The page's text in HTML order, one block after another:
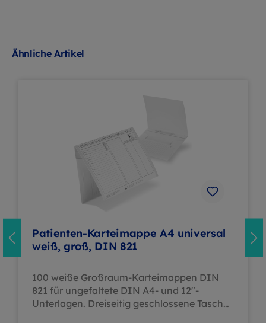
Ähnliche Artikel
Patienten-Karteimappe A4 universal
weiß, groß, DIN 821
100 weiße Großraum-Karteimappen DIN
821 für ungefaltete DIN A4- und 12"-
Unterlagen. Dreiseitig geschlossene Tasche,